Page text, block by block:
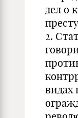
дел о
2.
видах